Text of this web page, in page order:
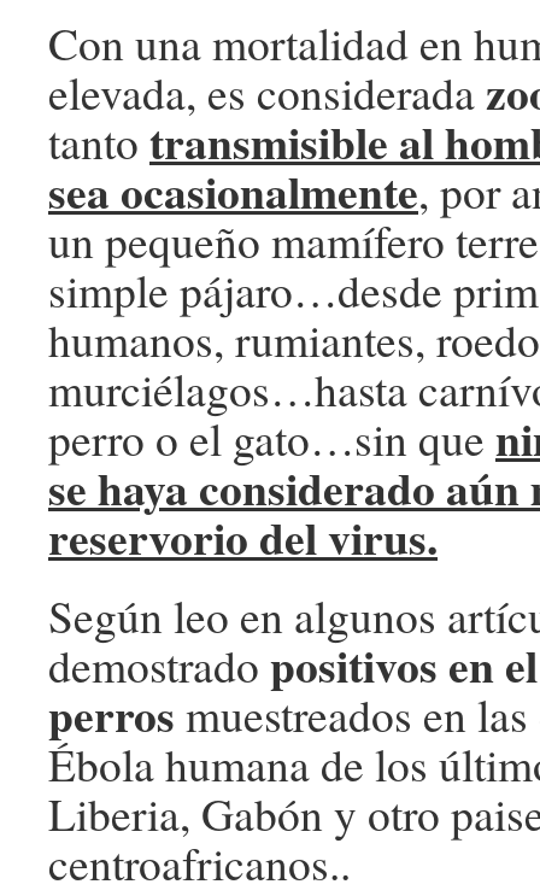
Con una mortalidad en
elevada, es considerada
tantotransmisible al
sea ocasionalmente, por
un pequeño mamífero
simple pájaro…desde
humanos, rumiantes,
murciélagos…hasta
perro o el gato…sin que
se haya considerado
reservorio del virus.
Según leo en algunos
demostradopositivos en
perrosmuestreados en
Ébola humana de los
Liberia, Gabón y otro
centroafricanos..